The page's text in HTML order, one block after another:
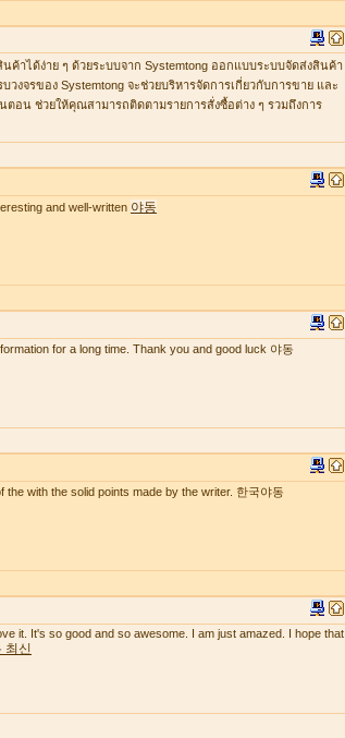
ค้าได้ง่าย ๆ ด้วยระบบจาก Systemtong ออกแบบระบบจัดส่งสินค้า
งจรของ Systemtong จะช่วยบริหารจัดการเกี่ยวกับการขาย และ
อน ช่วยให้คุณสามารถติดตามรายการสั่งซื้อต่าง ๆ รวมถึงการ
and well-written 야동
for a long time. Thank you and good luck 야동
with the solid points made by the writer. 한국야동
it. It's so good and so awesome. I am just amazed. I hope that
최신